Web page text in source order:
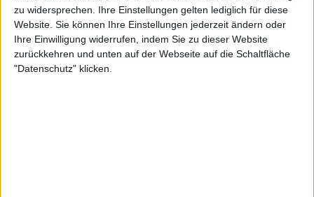
zu widersprechen. Ihre Einstellungen gelten lediglich für diese
Website. Sie können Ihre Einstellungen jederzeit ändern oder
Ihre Einwilligung widerrufen, indem Sie zu dieser Website
zurückkehren und unten auf der Webseite auf die Schaltfläche
"Datenschutz" klicken.
und Dan Swanös (OPETH, EDGE OF SANITY) tadelloser
Produktion, die es schafft, die Live-Energie der Band
einzufangen, machen aus „Streets Of Fire“ einer der
besten Alben in der MOTORJESUS-Diskografie. Ein Muss
nicht nur für Old-School-Fans.